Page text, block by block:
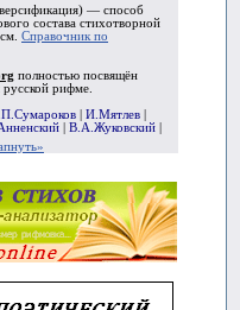
— способ
состава стихотворной
Справочник по
полностью посвящён
рифме.
И.Мятлев
В.А.Жуковский